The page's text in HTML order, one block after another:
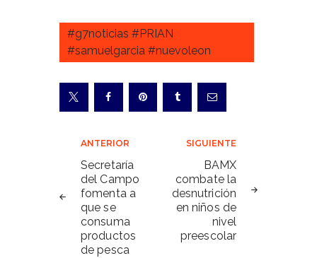
#g7noticias #PRIAN
#samuelgarcia #nuevoleon
Navegación
de
entradas
ANTERIOR
Secretaría
del Campo
fomenta a
que se
consuma
productos
de pesca
SIGUIENTE
BAMX
combate la
desnutrición
en niños de
nivel
preescolar